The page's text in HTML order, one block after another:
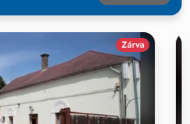
Zárva